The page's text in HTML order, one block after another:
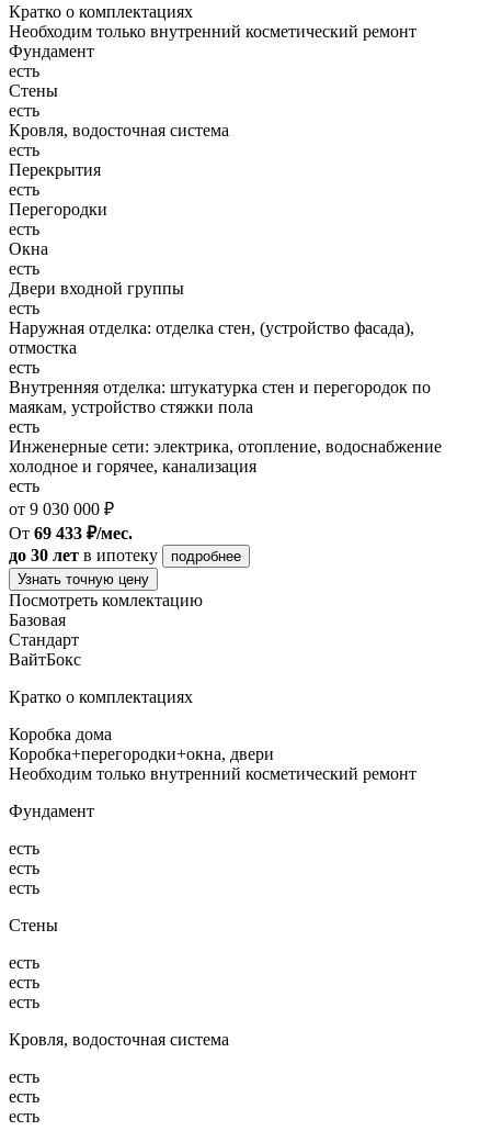
Кратко о комплектациях
Необходим только внутренний косметический ремонт
Фундамент
есть
Стены
есть
Кровля, водосточная система
есть
Перекрытия
есть
Перегородки
есть
Окна
есть
Двери входной группы
есть
Наружная отделка: отделка стен, (устройство фасада),
отмостка
есть
Внутренняя отделка: штукатурка стен и перегородок по
маякам, устройство стяжки пола
есть
Инженерные сети: электрика, отопление, водоснабжение
холодное и горячее, канализация
есть
от 9 030 000 ₽
От 69 433 ₽/мес.
до 30 лет в ипотеку
подробнее
Узнать точную цену
Посмотреть комлектацию
Базовая
Стандарт
ВайтБокс
Кратко о комплектациях
Коробка дома
Коробка+перегородки+окна, двери
Необходим только внутренний косметический ремонт
Фундамент
есть
есть
есть
Стены
есть
есть
есть
Кровля, водосточная система
есть
есть
есть